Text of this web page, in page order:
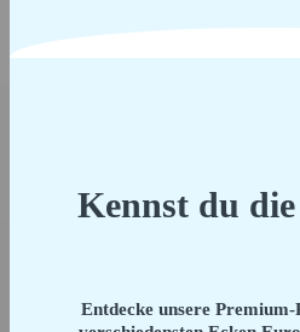
Kennst du die
Entdecke unsere